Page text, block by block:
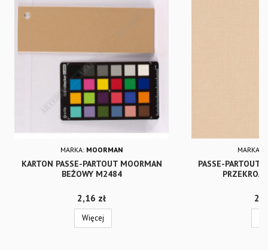
MARKA: MOORMAN
KARTON PASSE-PARTOUT MOORMAN
BEŻOWY M2484
Cena
2,16 zł
Więcej
MARKA:
PASSE-PARTOUT